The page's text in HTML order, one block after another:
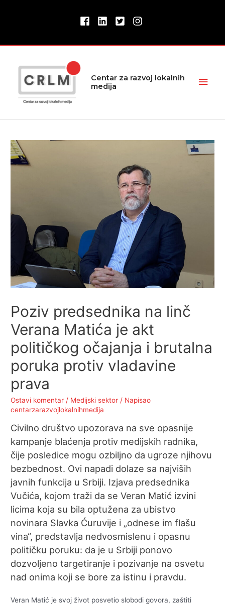
Centar za razvoj lokalnih
medija
Poziv predsednika na linč
Verana Matića je akt
političkog očajanja i brutalna
poruka protiv vladavine
prava
Ostavi komentar / Medijski sektor / Napisao
centarzarazvojlokalnihmedija
Civilno društvo upozorava na sve opasnije
kampanje blaćenja protiv medijskih radnika,
čije posledice mogu ozbiljno da ugroze njihovu
bezbednost. Ovi napadi dolaze sa najviših
javnih funkcija u Srbiji. Izjava predsednika
Vučića, kojom traži da se Veran Matić izvini
licima koja su bila optužena za ubistvo
novinara Slavka Ćuruvije i „odnese im flašu
vina“, predstavlja nedvosmislenu i opasnu
političku poruku: da je u Srbiji ponovo
dozvoljeno targetiranje i pozivanje na osvetu
nad onima koji se bore za istinu i pravdu.
Veran Matić je svoj život posvetio slobodi govora, zaštiti